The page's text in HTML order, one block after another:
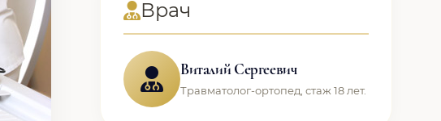
Врач
Виталий Сергеевич
Травматолог-ортопед, стаж 18 лет.